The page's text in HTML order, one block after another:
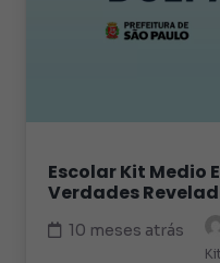
Escolar Kit Medio
Verdades
10 meses atrás